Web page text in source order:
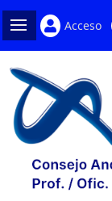
Acceso